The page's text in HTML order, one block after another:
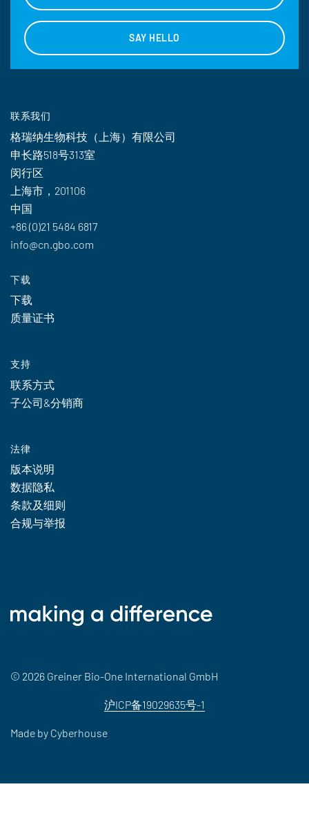
SAY HELLO
联系我们
格瑞纳生物科技（上海）有限公司
申长路518号313室
闵行区
上海市，201106
中国
+86 (0)21 5484 6817
info@cn.gbo.com
下载
下载
质量证书
支持
联系方式
子公司&分销商
法律
版本说明
数据隐私
条款及细则
合规与举报
© 2026 Greiner Bio-One International GmbH
沪ICP备19029635号-1
Made by Cyberhouse